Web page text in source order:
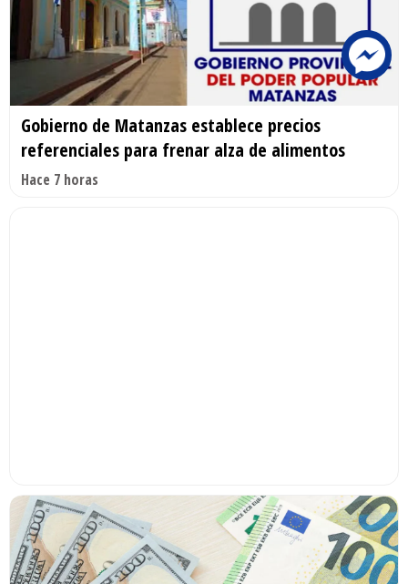
Gobierno de Matanzas establece precios
referenciales para frenar alza de alimentos
Hace 7 horas